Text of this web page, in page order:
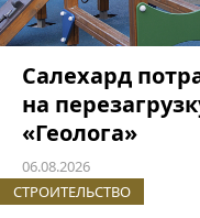
Салехард
на
«Геолога»
06.08.2026
СТРОИТЕЛЬСТВО